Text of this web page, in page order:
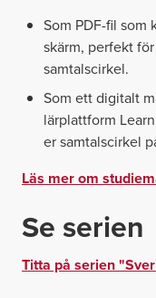
Som PDF-fil som
skärm, perfekt
samtalscirkel.
Som ett digitalt
lärplattform
er samtalscirkel
Läs mer om
Se serien
Titta på serien